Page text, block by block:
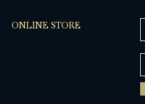
ONLINE STORE